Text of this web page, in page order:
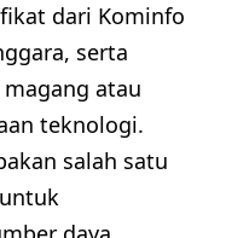
dari Kominfo
serta
atau
teknologi.
salah satu